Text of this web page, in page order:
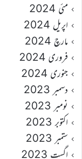
مئی 2024
اپریل 2024
مارچ 2024
فروری 2024
جنوری 2024
دسمبر 2023
نومبر 2023
اکتوبر 2023
ستمبر 2023
اگست 2023